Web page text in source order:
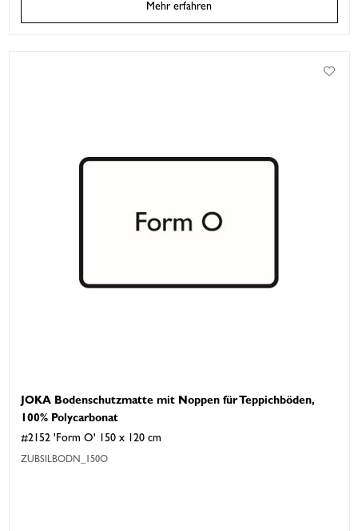
Mehr erfahren
JOKA Bodenschutzmatte mit Noppen für Teppichböden,
100% Polycarbonat
#2152 'Form O' 150 x 120 cm
ZUBSILBODN_150O